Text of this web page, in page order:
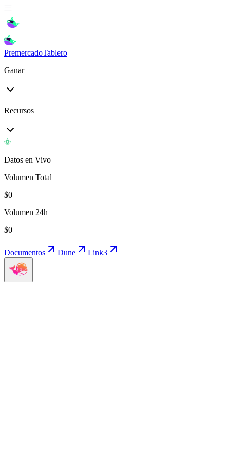
PremercadoTablero
Ganar
Recursos
Datos en Vivo
Volumen Total
$0
Volumen 24h
$0
Documentos Dune Link3